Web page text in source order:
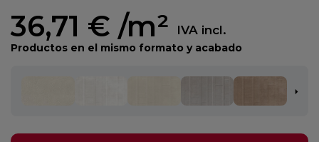
36,71 € /m² IVA incl.
Productos en el mismo formato y acabado